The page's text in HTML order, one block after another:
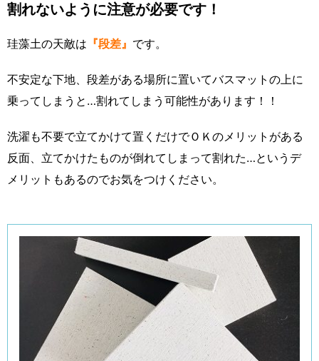
割れないように注意が必要です！
珪藻土の天敵は 『段差』 です。
不安定な下地、段差がある場所に置いてバスマットの上に
乗ってしまうと…割れてしまう可能性があります！！
洗濯も不要で立てかけて置くだけでＯＫのメリットがある
反面、立てかけたものが倒れてしまって割れた…というデ
メリットもあるのでお気をつけください。